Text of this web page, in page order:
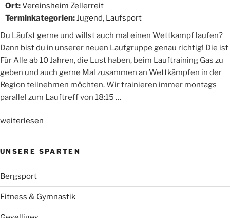
Ort:Vereinsheim Zellerreit
Terminkategorien: Jugend, Laufsport
Du Läufst gerne und willst auch mal einen Wettkampf laufen?
Dann bist du in unserer neuen Laufgruppe genau richtig! Die ist
Für Alle ab 10 Jahren, die Lust haben, beim Lauftraining Gas zu
geben und auch gerne Mal zusammen an Wettkämpfen in der
Region teilnehmen möchten. Wir trainieren immer montags
parallel zum Lauftreff von 18:15 …
„NEU:
weiterlesen
UNSERE SPARTEN
Bergsport
Fitness & Gymnastik